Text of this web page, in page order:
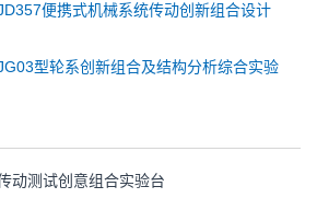
便携式机械系统传动创新组合设计
型轮系创新组合及结构分析综合实验
动测试创意组合实验台